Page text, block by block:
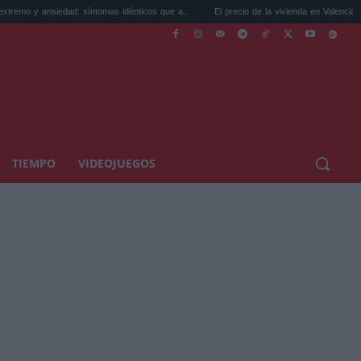
síntomas idénticos que a... El precio de la vivienda en Valencia sube a 3.485 ...
TIEMPO VIDEOJUEGOS